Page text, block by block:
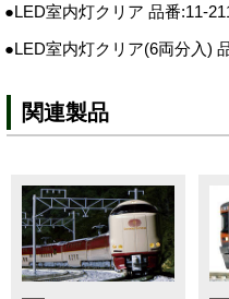
●LED室内灯クリア 品番:11-
●LED室内灯クリア(6両分入)
関連製品